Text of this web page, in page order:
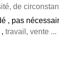
de
, pas
travail, vente ...